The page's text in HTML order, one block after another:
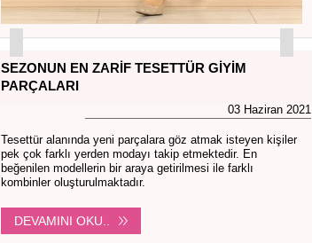
SEZONUN EN ZARIF TESETTÜR GIYIM
PARÇALARI
03 Haziran 2021
Tesettür alanında yeni parçalara göz atmak isteyen kişiler
pek çok farklı yerden modayı takip etmektedir. En
beğenilen modellerin bir araya getirilmesi ile farklı
kombinler oluşturulmaktadır.
DEVAMINI OKU..